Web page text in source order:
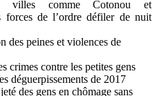
villes comme Cotonou et
de l’ordre défiler de nuit
des peines et violences de
crimes contre les petites gens
déguerpissements de 2017
des gens en chômage sans